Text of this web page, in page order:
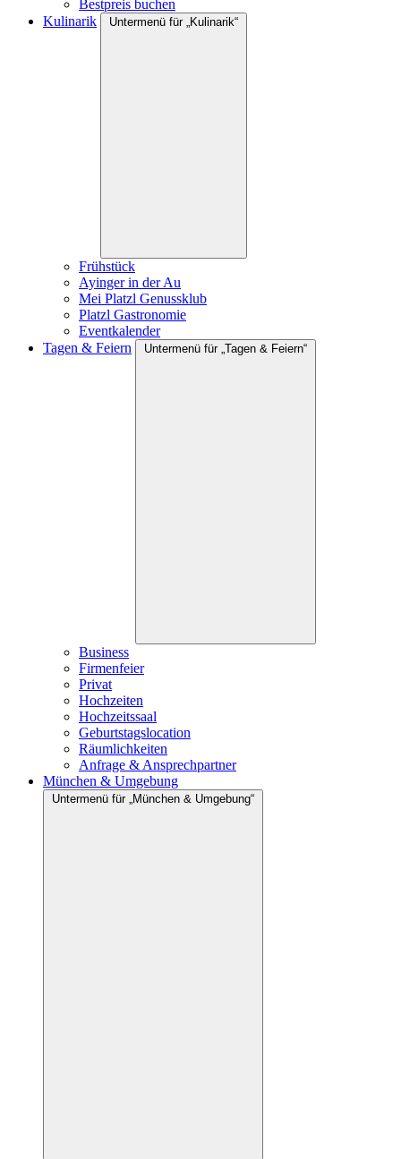
Bestpreis buchen
Kulinarik
Untermenü für „Kulinarik“
Frühstück
Ayinger in der Au
Mei Platzl Genussklub
Platzl Gastronomie
Eventkalender
Tagen & Feiern
Untermenü für „Tagen & Feiern“
Business
Firmenfeier
Privat
Hochzeiten
Hochzeitssaal
Geburtstagslocation
Räumlichkeiten
Anfrage & Ansprechpartner
München & Umgebung
Untermenü für „München & Umgebung“